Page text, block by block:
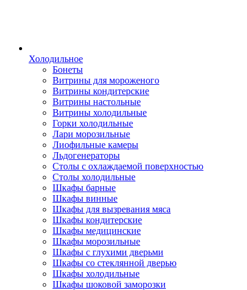
Холодильное
Бонеты
Витрины для мороженого
Витрины кондитерские
Витрины настольные
Витрины холодильные
Горки холодильные
Лари морозильные
Лиофильные камеры
Льдогенераторы
Столы с охлаждаемой поверхностью
Столы холодильные
Шкафы барные
Шкафы винные
Шкафы для вызревания мяса
Шкафы кондитерские
Шкафы медицинские
Шкафы морозильные
Шкафы с глухими дверьми
Шкафы со стеклянной дверью
Шкафы холодильные
Шкафы шоковой заморозки